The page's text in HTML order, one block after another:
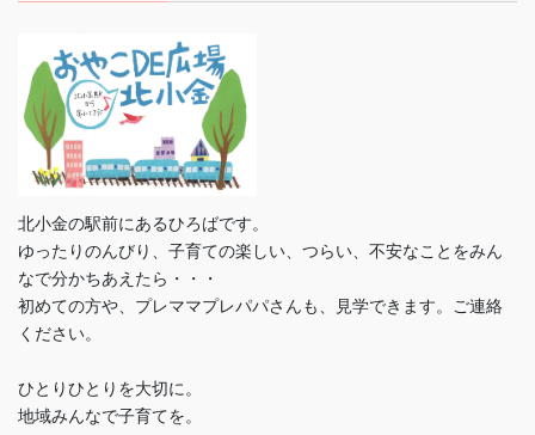
北小金の駅前にあるひろばです。
ゆったりのんびり、子育ての楽しい、つらい、不安なことをみん
なで分かちあえたら・・・
初めての方や、プレママプレパパさんも、見学できます。ご連絡
ください。
ひとりひとりを大切に。
地域みんなで子育てを。